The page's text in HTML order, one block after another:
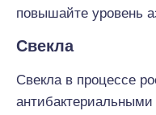
повышайте уровень
Свекла
Свекла в процессе